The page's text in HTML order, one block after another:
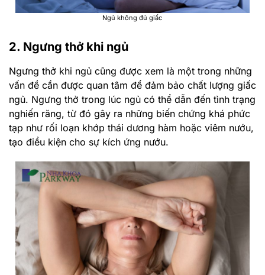
Ngủ không đủ giấc
2. Ngưng thở khi ngủ
Ngưng thở khi ngủ cũng được xem là một trong những
vấn đề cần được quan tâm để đảm bảo chất lượng giấc
ngủ. Ngưng thở trong lúc ngủ có thể dẫn đến tình trạng
nghiến răng, từ đó gây ra những biến chứng khá phức
tạp như rối loạn khớp thái dương hàm hoặc viêm nướu,
tạo điều kiện cho sự kích ứng nướu.